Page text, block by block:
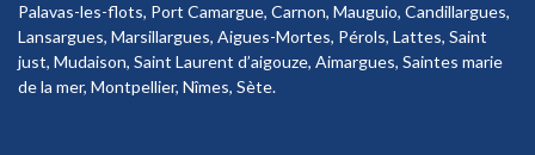
Palavas-les-flots, Port Camargue, Carnon, Mauguio, Candillargues,
Lansargues, Marsillargues, Aigues-Mortes, Pérols, Lattes, Saint
just, Mudaison, Saint Laurent d’aigouze, Aimargues, Saintes marie
de la mer, Montpellier, Nîmes, Sète.